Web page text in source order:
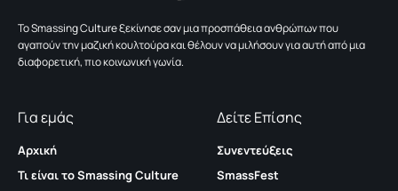
To Smassing Culture ξεκίνησε σαν μια προσπάθεια ανθρώπων που
αγαπούν την μαζική κουλτούρα και θέλουν να μιλήσουν για αυτή από μια
διαφορετική, πιο κοινωνική γωνία.
Για εμάς
Αρχική
Τι είναι το Smassing Culture
Δείτε Επίσης
Συνεντεύξεις
SmassFest